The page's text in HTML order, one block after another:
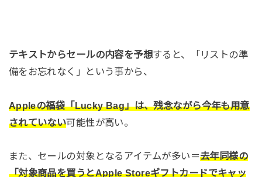
テキストからセールの内容を予想すると、「リストの準
備をお忘れなく」という事から、
Appleの福袋「Lucky Bag」は、残念ながら今年も用意
されていない可能性が高い。
また、セールの対象となるアイテムが多い＝去年同様の
「対象商品を買うとApple Storeギフトカードでキャッ